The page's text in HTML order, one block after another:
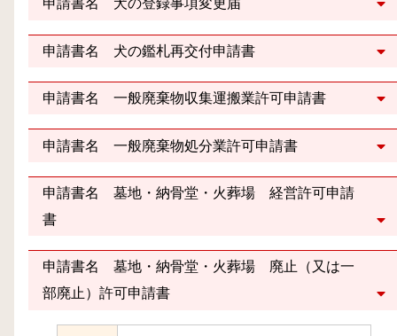
申請書名 犬の登録事項変更届
申請書名 犬の鑑札再交付申請書
申請書名 一般廃棄物収集運搬業許可申請書
申請書名 一般廃棄物処分業許可申請書
申請書名 墓地・納骨堂・火葬場 経営許可申請
書
申請書名 墓地・納骨堂・火葬場 廃止（又は一
部廃止）許可申請書